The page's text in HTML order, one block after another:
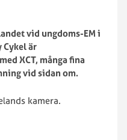
vid ungdoms-EM i
Cykel är
XCT, många fina
vid sidan om.
kamera.